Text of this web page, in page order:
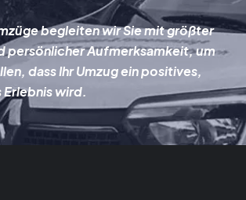
begleiten wir Sie mit größter
persönlicher Aufmerksamkeit, um
dass Ihr Umzug ein positives,
wird.